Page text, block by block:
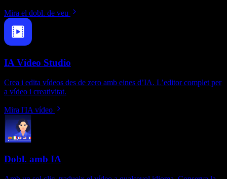
Mira el dobl. de veu
IA Vídeo Studio
Crea i edita vídeos des de zero amb eines d’IA. L’editor complet per
a vídeo i creativitat.
Mira l'IA vídeo
Dobl. amb IA